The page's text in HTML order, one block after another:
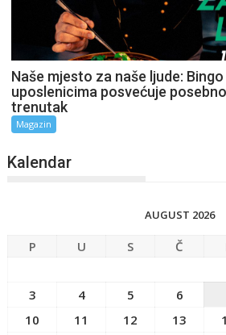
Naše mjesto za naše ljude:
uposlenicima posvećuje
trenutak
Magazin
Kalendar
AUGUST 2026
P U S Č
3
4 5 6
10
11 12 13